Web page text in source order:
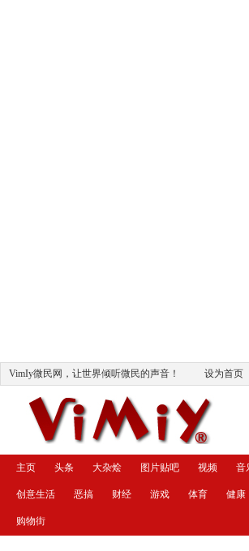
VimIy微民网，让世界倾听微民的声音！ 设为首页
主页 头条 大杂烩 图片贴吧 视频 音
创意生活 恶搞 财经 游戏 体育 健康
购物街